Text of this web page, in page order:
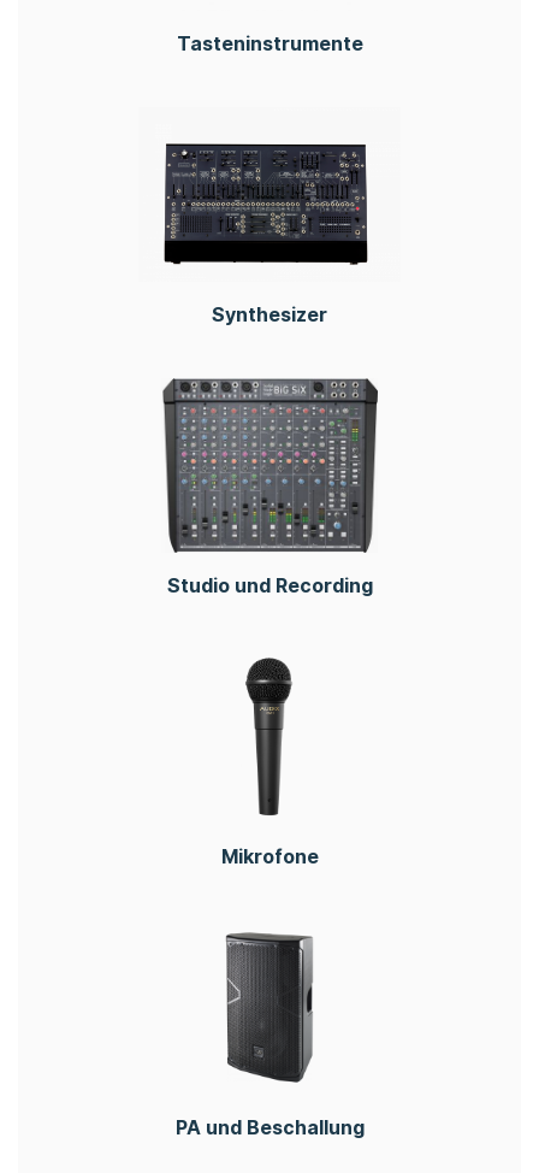
Tasteninstrumente
Synthesizer
Studio und Recording
Mikrofone
PA und Beschallung